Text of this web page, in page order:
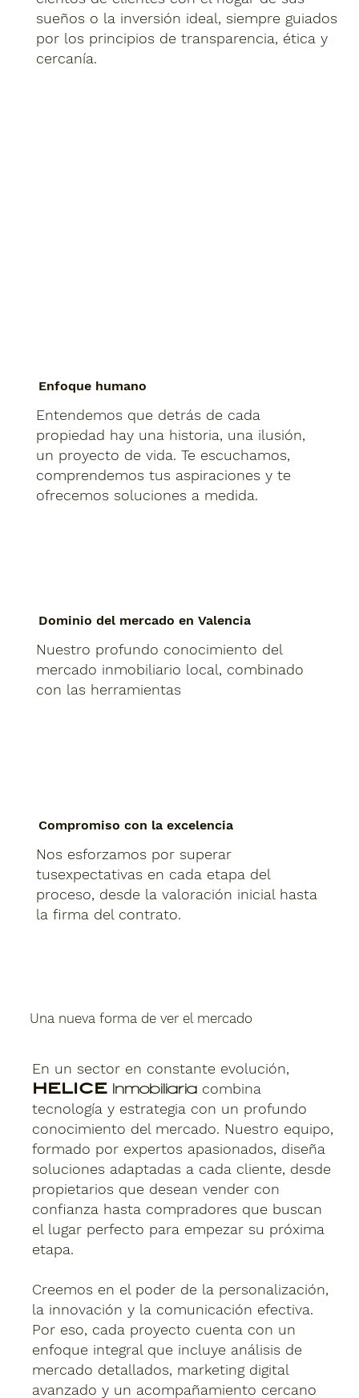
sueños o la inversión ideal, siempre guiados
por los principios de transparencia, ética y
cercanía.
Enfoque humano
Entendemos que detrás de cada
propiedad hay una historia, una ilusión,
un proyecto de vida. Te escuchamos,
comprendemos tus aspiraciones y te
ofrecemos soluciones a medida.
Dominio del mercado en Valencia
Nuestro profundo conocimiento del
mercado inmobiliario local, combinado
con las herramientas
Compromiso con la excelencia
Nos esforzamos por superar
tusexpectativas en cada etapa del
proceso, desde la valoración inicial hasta
la firma del contrato.
Una nueva forma de ver el mercado
En un sector en constante evolución,
HELICE Inmobiliaria combina
tecnología y estrategia con un profundo
conocimiento del mercado. Nuestro equipo,
formado por expertos apasionados, diseña
soluciones adaptadas a cada cliente, desde
propietarios que desean vender con
confianza hasta compradores que buscan
el lugar perfecto para empezar su próxima
etapa.
Creemos en el poder de la personalización,
la innovación y la comunicación efectiva.
Por eso, cada proyecto cuenta con un
enfoque integral que incluye análisis de
mercado detallados, marketing digital
avanzado y un acompañamiento cercano